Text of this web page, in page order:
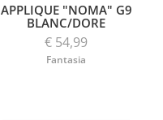
APPLIQUE "NOMA" G9
BLANC/DORE
€ 54,99
Fantasia